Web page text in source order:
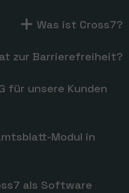
Was ist Cross7?
zur Barrierefreiheit?
für unsere Kunden
Modul in
als Software